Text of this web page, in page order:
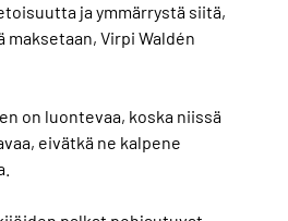
ja ymmärrystä siitä,
Virpi Waldén
on luontevaa, koska niissä
eivätkä ne kalpene